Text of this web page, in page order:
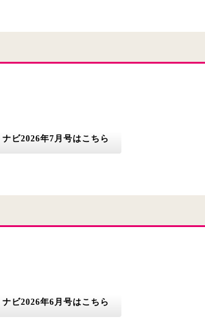
ビ2026年7月号はこちら
ビ2026年6月号はこちら